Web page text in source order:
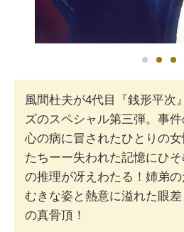
風間杜夫が4代目『銭形平次
ズのスペシャル第三弾。事件
心の病に冒されたひとりの
たちーー失われた記憶にひ
の推理が冴えわたる！姉弟
むきな姿と熱意に溢れた眼
の真骨頂！